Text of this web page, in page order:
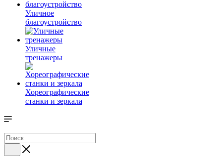
Уличное
благоустройство
Уличные
тренажеры
Хореографические
станки и зеркала